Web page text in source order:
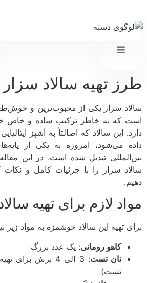
تهیه سالاد سزار
سزار یکی از محبوب‌ترین و
که به خاطر ترکیب ساده و خاص خود،
این سالاد که اصالتاً به آشپز ایتالیایی
می‌شود، امروزه به یکی از پایه‌های
تبدیل شده است. در این مقاله
سزار را با جزئیات کامل و نکات
لازم برای تهیه سالاد
تهیه این سالاد خوشمزه به مواد زیر نیاز
کاهو رومانی: یک عدد بزرگ
نان تست
: 3 الی 4 برش برای
تست)